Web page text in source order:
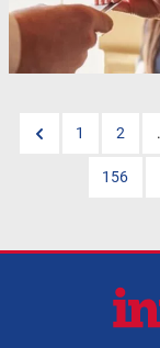
1 2
156